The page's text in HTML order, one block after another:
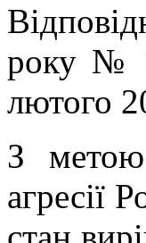
року №
лютого
З метою
агресії